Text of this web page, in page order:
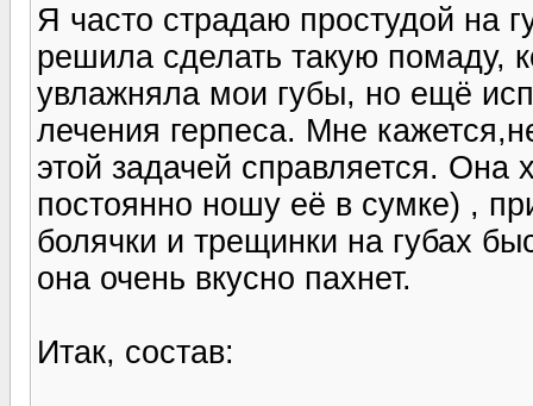
Я часто страдаю простудой на
решила сделать такую помаду,
увлажняла мои губы, но ещё
лечения герпеса. Мне
этой задачей справляется.
постоянно ношу её в сумке) ,
болячки и трещинки на губах
она очень вкусно пахнет.
Итак, состав: